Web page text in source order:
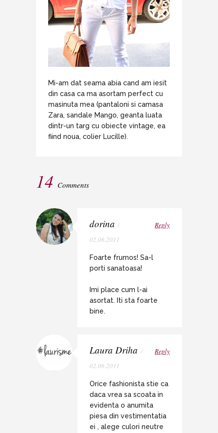
Mi-am dat seama abia cand am iesit
din casa ca ma asortam perfect cu
masinuta mea (pantaloni si camasa
Zara, sandale Mango, geanta luata
dintr-un targ cu obiecte vintage, ea
fiind noua, colier Lucille).
14 Comments
dorina /
02.06.2011
Reply
Foarte frumos! Sa-l
porti sanatoasa!
Imi place cum l-ai
asortat. Iti sta foarte
bine.
Laura Driha /
02.06.2011
Reply
Orice fashionista stie ca
daca vrea sa scoata in
evidenta o anumita
piesa din vestimentatia
ei , alege culori neutre